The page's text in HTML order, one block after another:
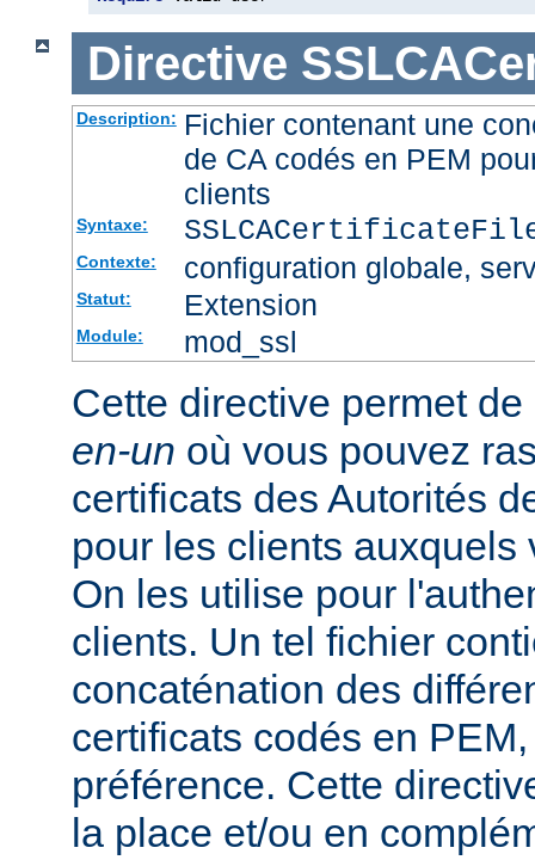
Directive
Description: Fichier contenant une
de CA codés en PEM
clients
Syntaxe:
Contexte: configuration globale,
Statut: Extension
Module: mod_ssl
Cette directive permet
en-un où vous pouvez
certificats des Autorités
pour les clients auxquels
On les utilise pour
clients. Un tel fichier
concaténation des
certificats codés en
préférence. Cette
la place et/ou en